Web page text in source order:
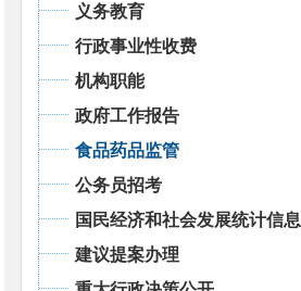
义务教育
行政事业性收费
机构职能
政府工作报告
食品药品监管
公务员招考
国民经济和社会发展统计信息
建议提案办理